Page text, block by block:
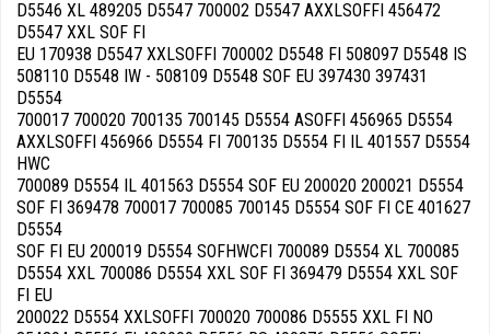
D5546 XL 489205 D5547 700002 D5547 AXXLSOFFI 456472
D5547 XXL SOF FI
EU 170938 D5547 XXLSOFFI 700002 D5548 FI 508097 D5548 IS
508110 D5548 IW - 508109 D5548 SOF EU 397430 397431
D5554
700017 700020 700135 700145 D5554 ASOFFI 456965 D5554
AXXLSOFFI 456966 D5554 FI 700135 D5554 FI IL 401557 D5554
HWC
700089 D5554 IL 401563 D5554 SOF EU 200020 200021 D5554
SOF FI 369478 700017 700085 700145 D5554 SOF FI CE 401627
D5554
SOF FI EU 200019 D5554 SOFHWCFI 700089 D5554 XL 700085
D5554 XXL 700086 D5554 XXL SOF FI 369479 D5554 XXL SOF
FI EU
200022 D5554 XXLSOFFI 700020 700086 D5555 XXL FI NO